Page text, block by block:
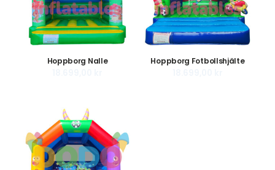
Hoppborg Nalle Hoppborg Fotbollshjälte